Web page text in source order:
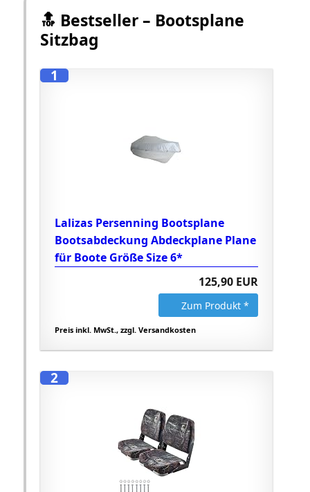
🔝 Bestseller – Bootsplane
Sitzbag
1
Lalizas Persenning Bootsplane
Bootsabdeckung Abdeckplane Plane
für Boote Größe Size 6*
125,90 EUR
Zum Produkt *
Preis inkl. MwSt., zzgl. Versandkosten
2